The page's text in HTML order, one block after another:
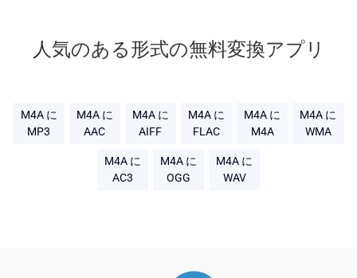
人気のある形式の無料変換アプリ
M4A に
MP3
M4A に
AAC
M4A に
AIFF
M4A に
FLAC
M4A に
M4A
M4A に
WMA
M4A に
AC3
M4A に
OGG
M4A に
WAV